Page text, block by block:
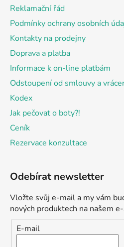
Reklamační řád
Podmínky ochrany osobních
Kontakty na prodejny
Doprava a platba
Informace k on-line platbám
Odstoupení od smlouvy a
Kodex
Jak pečovat o boty?!
Ceník
Rezervace konzultace
Odebírat newsletter
Vložte svůj e-mail a my vám
nových produktech na našem
E-mail